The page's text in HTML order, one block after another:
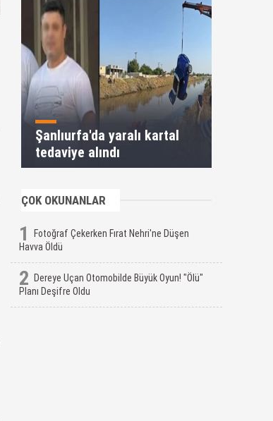
Şanlıurfa'da yaralı kartal
tedaviye alındı
ÇOK OKUNANLAR
1
Fotoğraf Çekerken Fırat Nehri'ne Düşen
Havva Öldü
2
Dereye Uçan Otomobilde Büyük Oyun! "Ölü"
Planı Deşifre Oldu